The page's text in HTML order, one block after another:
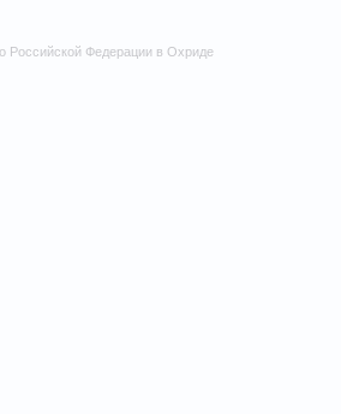
Российской Федерации в Охриде